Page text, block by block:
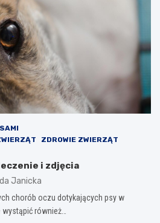
ZDROWIE ZWIERZĄT
i zdjęcia
Janicka
chorób oczu dotykających psy w
również…